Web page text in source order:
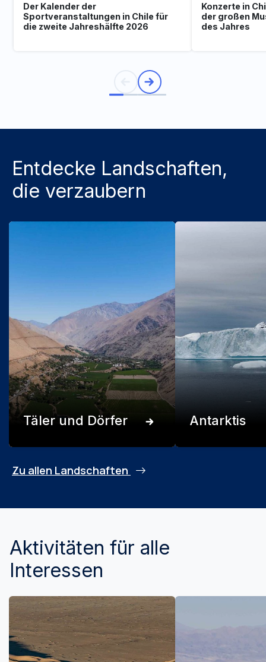
Der Kalender der
Sportveranstaltungen in Chile für
die zweite Jahreshälfte 2026
Konzerte in
der großen
des Jahres
Entdecke Landschaften,
die verzaubern
Täler und Dörfer Antarktis
Zu allen Landschaften
Aktivitäten für alle
Interessen